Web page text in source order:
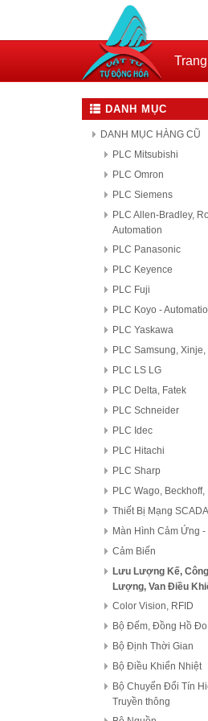
DANH MỤC
DANH MỤC HÀNG CŨ
PLC Mitsubishi
PLC Omron
PLC Siemens
PLC Allen-Bradley,
Automation
PLC Panasonic
PLC Keyence
PLC Fuji
PLC Koyo -
PLC Yaskawa
PLC Samsung, Xinje,
PLC LS LG
PLC Delta, Fatek
PLC Schneider
PLC Idec
PLC Hitachi
PLC Sharp
PLC Wago,
Thiết Bị Mạng
Màn Hình Cảm Ứng -
Cảm Biến
Lưu Lượng Kế,
Lượng, Van Điều
Color Vision, RFID
Bộ Đếm, Đồng Hồ
Bộ Định Thời Gian
Bộ Điều Khiển Nhiệt
Bộ Chuyển Đổi Tín
Truyền thông